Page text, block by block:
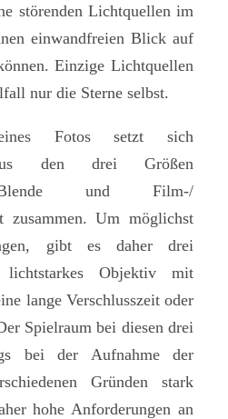
störenden Lichtquellen im
einwandfreien Blick auf
Einzige Lichtquellen
nur die Sterne selbst.
Fotos setzt sich
aus den drei Größen
Blende und Film-/
zusammen. Um möglichst
gibt es daher drei
Objektiv mit
lange Verschlusszeit oder
Spielraum bei diesen drei
bei der Aufnahme der
Gründen stark
hohe Anforderungen an